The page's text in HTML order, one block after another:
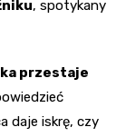
, spotykany
przestaje
daje iskrę, czy